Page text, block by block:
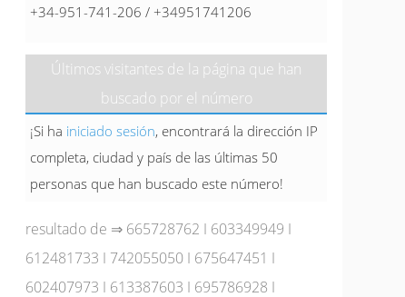
+34-951-741-206 / +34951741206
Últimos visitantes de la página que han
buscado por el número
¡Si ha iniciado sesión, encontrará la dirección IP
completa, ciudad y país de las últimas 50
personas que han buscado este número!
resultado de ⇒ 665728762 I 603349949 I
612481733 I 742055050 I 675647451 I
602407973 I 613387603 I 695786928 I